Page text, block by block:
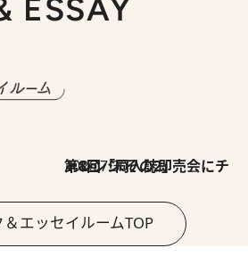
ESSAY
2026.7.30
第8回「同人誌即売会にチャレンジ その2」
エッセイルームTOP